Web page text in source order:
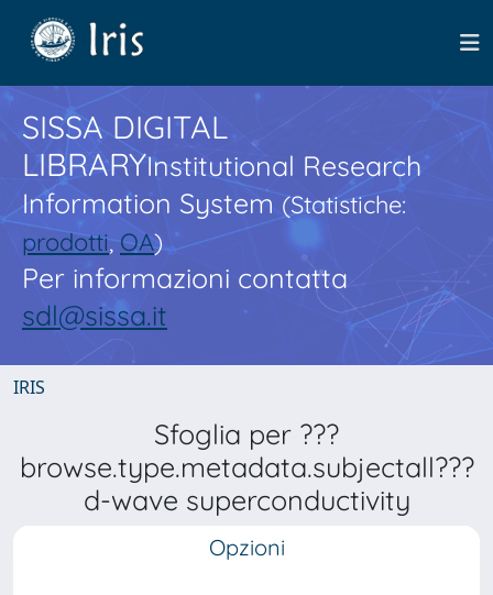
SISSA DIGITAL
LIBRARYInstitutional Research
Information System(Statistiche:
prodotti,OA)
Per informazioni contatta
sdl@sissa.it
IRIS
Sfoglia per ???
browse.type.metadata.subjectall???
d-wave superconductivity
Opzioni